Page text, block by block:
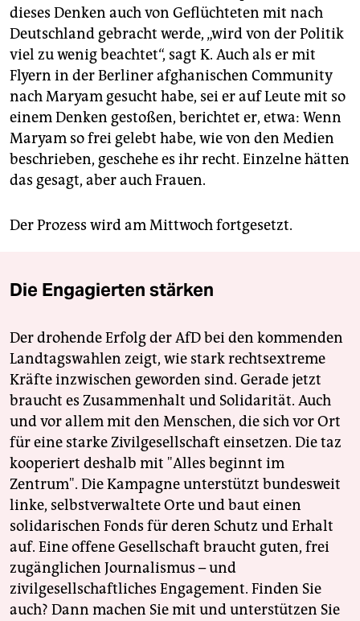
dieses Denken auch von Geflüchteten mit nach
Deutschland gebracht werde, „wird von der Politik
viel zu wenig beachtet“, sagt K. Auch als er mit
Flyern in der Berliner afghanischen Community
nach Maryam gesucht habe, sei er auf Leute mit so
einem Denken gestoßen, berichtet er, etwa: Wenn
Maryam so frei gelebt habe, wie von den Medien
beschrieben, geschehe es ihr recht. Einzelne hätten
das gesagt, aber auch Frauen.
Der Prozess wird am Mittwoch fortgesetzt.
Die Engagierten stärken
Der drohende Erfolg der AfD bei den kommenden
Landtagswahlen zeigt, wie stark rechtsextreme
Kräfte inzwischen geworden sind. Gerade jetzt
braucht es Zusammenhalt und Solidarität. Auch
und vor allem mit den Menschen, die sich vor Ort
für eine starke Zivilgesellschaft einsetzen. Die taz
kooperiert deshalb mit "Alles beginnt im
Zentrum". Die Kampagne unterstützt bundesweit
linke, selbstverwaltete Orte und baut einen
solidarischen Fonds für deren Schutz und Erhalt
auf. Eine offene Gesellschaft braucht guten, frei
zugänglichen Journalismus – und
zivilgesellschaftliches Engagement. Finden Sie
auch? Dann machen Sie mit und unterstützen Sie